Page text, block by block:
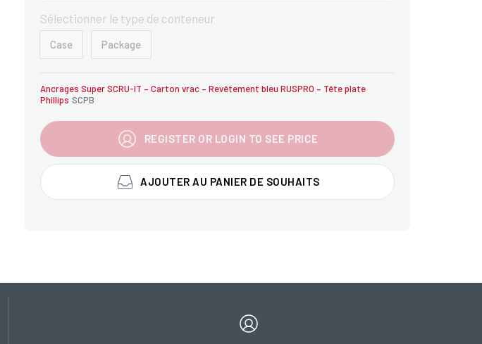
Sélectionner le type de conteneur
Case Package
Ancrages Super SCRU-IT – Carton vrac – Revêtement bleu RUSPRO – Tête plate
Phillips SCPB
REGISTER OR LOGIN TO SEE PRICE
AJOUTER AU PANIER DE SOUHAITS